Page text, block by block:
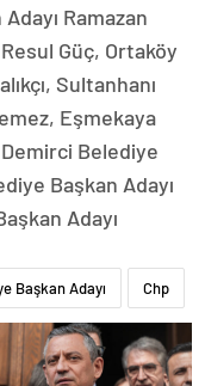
Ramazan
Güç, Ortaköy
Sultanhanı
Eşmekaya
Demirci Belediye
Başkan Adayı
Adayı
Başkan Adayı Chp